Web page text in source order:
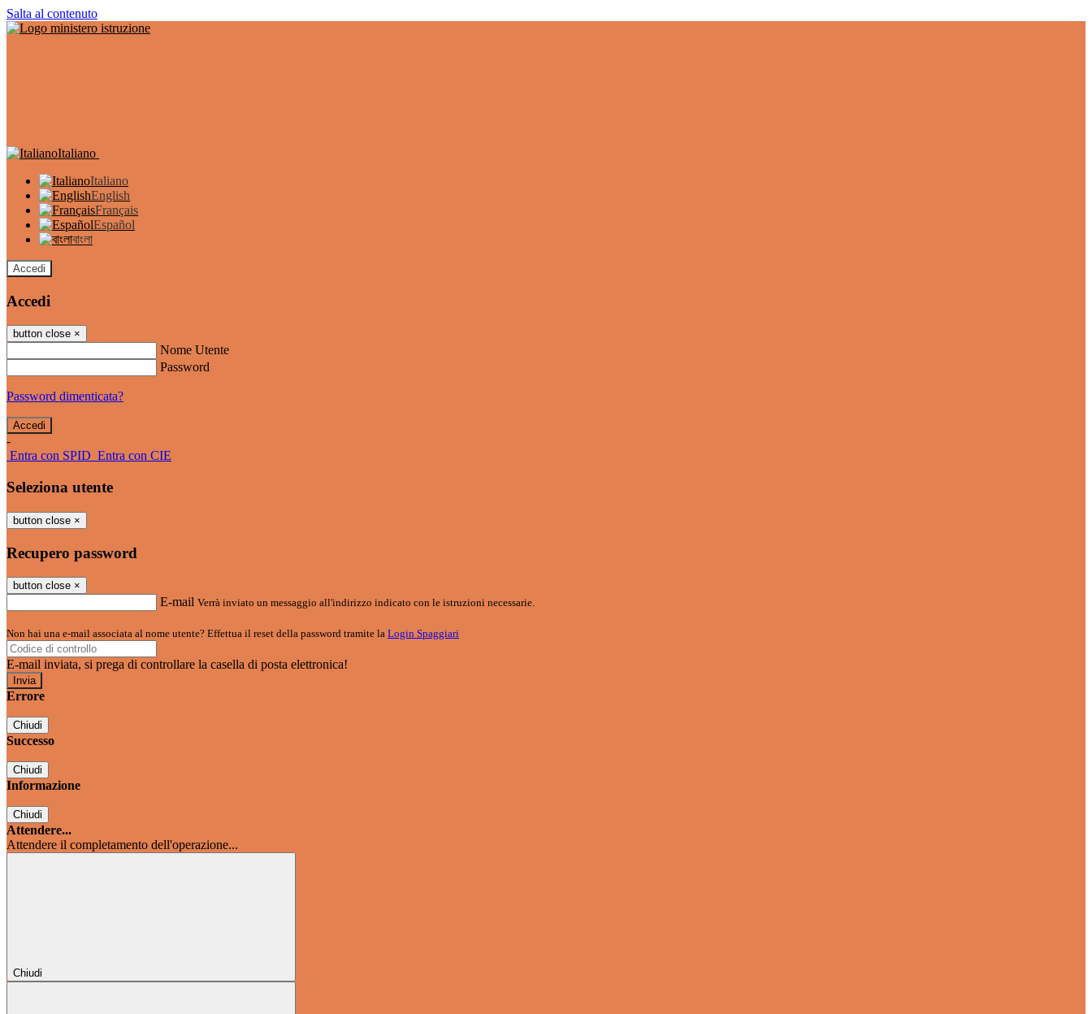
Salta al contenuto
Italiano
Italiano
English
Français
Español
বাংলা
Accedi
Accedi
button close ×
Nome Utente
Password
Password dimenticata?
-
Entra con SPID Entra con CIE
Seleziona utente
button close ×
Recupero password
button close ×
E-mail Verrà inviato un messaggio all'indirizzo indicato con le istruzioni necessarie.
Non hai una e-mail associata al nome utente? Effettua il reset della password tramite la Login Spaggiari
E-mail inviata, si prega di controllare la casella di posta elettronica!
Errore
Chiudi
Successo
Chiudi
Informazione
Chiudi
Attendere...
Attendere il completamento dell'operazione...
Chiudi